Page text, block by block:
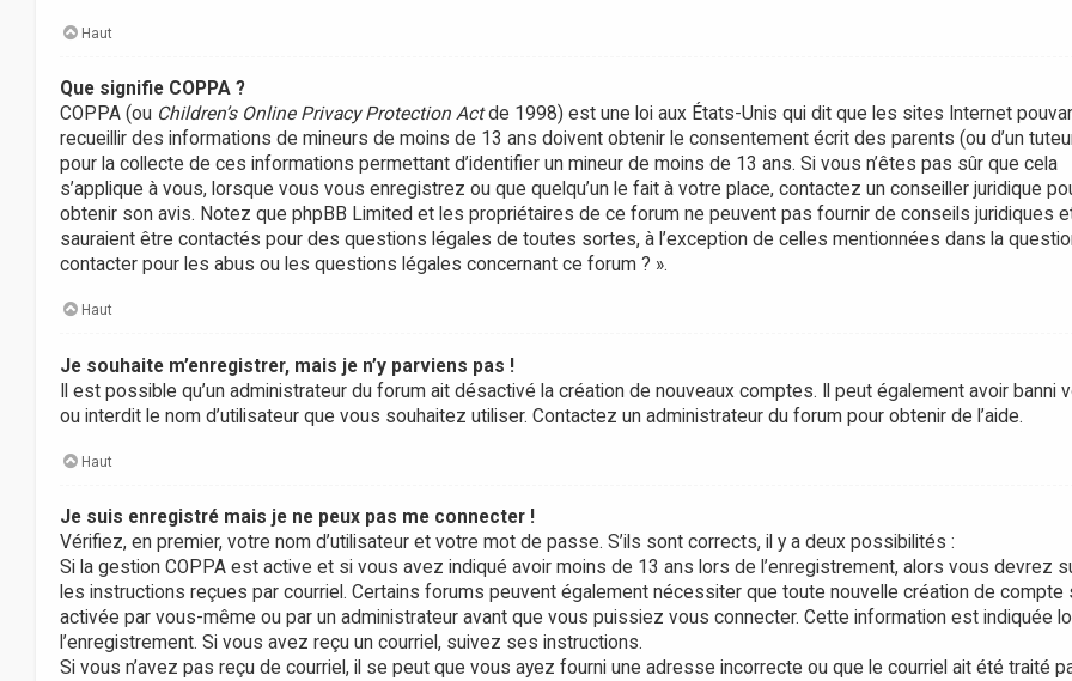
Haut
Que signifie COPPA ?
COPPA (ou Children’s Online Privacy Protection Actde 1998) est une loi aux États-Unis qui dit que les sites Internet
recueillir des informations de mineurs de moins de 13 ans doivent obtenir le consentement écrit des parents (ou d’un
pour la collecte de ces informations permettant d’identifier un mineur de moins de 13 ans. Si vous n’êtes pas sûr que cela
s’applique à vous, lorsque vous vous enregistrez ou que quelqu’un le fait à votre place, contactez un conseiller juridique
obtenir son avis. Notez que phpBB Limited et les propriétaires de ce forum ne peuvent pas fournir de conseils juridiques
sauraient être contactés pour des questions légales de toutes sortes, à l’exception de celles mentionnées dans la
contacter pour les abus ou les questions légales concernant ce forum ? ».
Haut
Je souhaite m’enregistrer, mais je n’y parviens pas !
Il est possible qu’un administrateur du forum ait désactivé la création de nouveaux comptes. Il peut également avoir banni
ou interdit le nom d’utilisateur que vous souhaitez utiliser. Contactez un administrateur du forum pour obtenir de l’aide.
Haut
Je suis enregistré mais je ne peux pas me connecter !
Vérifiez, en premier, votre nom d’utilisateur et votre mot de passe. S’ils sont corrects, il y a deux possibilités :
Si la gestion COPPA est active et si vous avez indiqué avoir moins de 13 ans lors de l’enregistrement, alors vous devrez
les instructions reçues par courriel. Certains forums peuvent également nécessiter que toute nouvelle création de compte
activée par vous-même ou par un administrateur avant que vous puissiez vous connecter. Cette information est indiquée
l’enregistrement. Si vous avez reçu un courriel, suivez ses instructions.
Si vous n’avez pas reçu de courriel, il se peut que vous ayez fourni une adresse incorrecte ou que le courriel ait été traité